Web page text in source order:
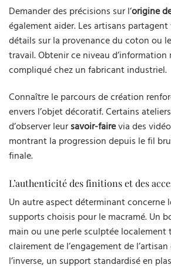
Demander des précisions sur l’origine
également aider. Les artisans
détails sur la provenance du coton ou
travail. Obtenir ce niveau d’information
compliqué chez un fabricant industriel.
Connaître le parcours de création
envers l’objet décoratif. Certains
d’observer leur savoir-fairevia des
montrant la progression depuis le fil
finale.
L’authenticité des finitions et des
Un autre aspect déterminant concerne
supports choisis pour le macramé. Un
main ou une perle sculptée
clairement de l’engagement de l’artisan
l’inverse, un support standardisé en